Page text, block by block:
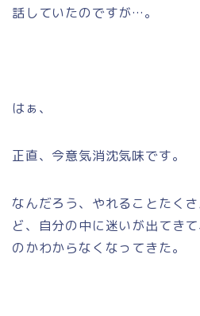
話していたのですが…。
はぁ、
正直、今意気消沈気味です。
なんだろう、やれることたく
ど、自分の中に迷いが出てき
のかわからなくなってきた。